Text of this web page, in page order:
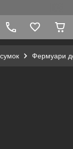
Фермуари